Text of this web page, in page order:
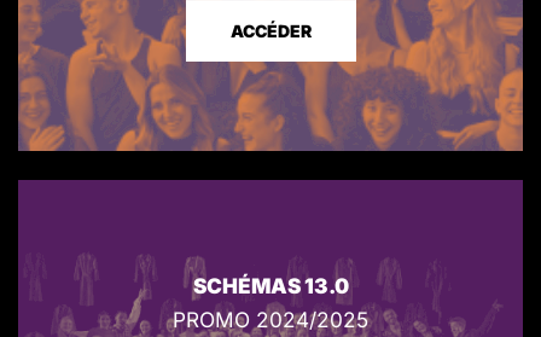
ACCÉDER
SCHÉMAS 13.0
PROMO 2024/2025